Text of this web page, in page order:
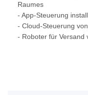
Raumes
- App-Steuerung
- Cloud-Steuerung
- Roboter für Versand